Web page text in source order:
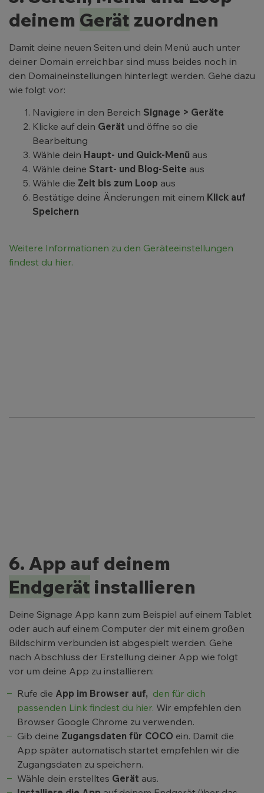
deinem Gerät zuordnen
Damit deine neuen Seiten und dein Menü auch unter
deiner Domain erreichbar sind muss beides noch in
den Domaineinstellungen hinterlegt werden. Gehe dazu
wie folgt vor:
Navigiere in den Bereich Signage > Geräte
Klicke auf dein Gerät und öffne so die
Bearbeitung
Wähle dein Haupt- und Quick-Menü aus
Wähle deine Start- und Blog-Seite aus
Wähle die Zeit bis zum Loop aus
Bestätige deine Änderungen mit einem Klick auf
Speichern
Weitere Informationen zu den Geräteeinstellungen
findest du hier.
6. App auf deinem
Endgerät installieren
Deine Signage App kann zum Beispiel auf einem Tablet
oder auch auf einem Computer der mit einem großen
Bildschirm verbunden ist abgespielt werden. Gehe
nach Abschluss der Erstellung deiner App wie folgt
vor um deine App zu installieren:
Rufe die App im Browser auf, den für dich
passenden Link findest du hier. Wir empfehlen den
Browser Google Chrome zu verwenden.
Gib deine Zugangsdaten für COCO ein. Damit die
App später automatisch startet empfehlen wir die
Zugangsdaten zu speichern.
Wähle dein erstelltes Gerät aus.